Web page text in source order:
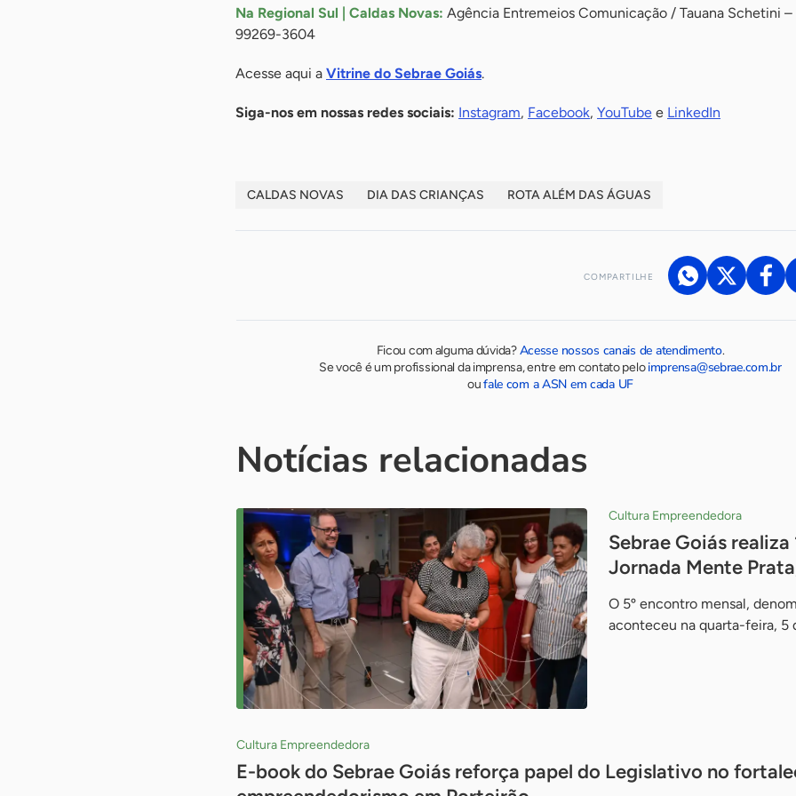
Na Regional Sul | Caldas Novas: Agência Entremeios Comunicação / Tauana Schetini
99269-3604
Acesse aqui a Vitrine do Sebrae Goiás.
Siga-nos em nossas redes sociais: Instagram, Facebook, YouTube e LinkedIn
CALDAS NOVAS DIA DAS CRIANÇAS ROTA ALÉM DAS ÁGUAS
COMPARTILHE
Ficou com alguma dúvida?Acesse nossos canais de atendimento.
Se você é um profissional da imprensa, entre em contato peloimprensa@sebrae.com.br
oufale com a ASN em cada UF
Notícias relacionadas
Cultura Empreendedora
Sebrae Goiás realiza
Jornada Mente
O 5º encontro mensal,
aconteceu na quarta-feira, 5
Cultura Empreendedora
E-book do Sebrae Goiás reforça papel do Legislativo no